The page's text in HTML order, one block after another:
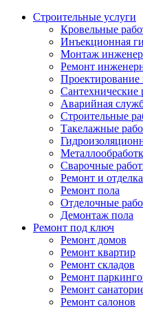
Строительные услуги
Кровельные
Инъекционная
Монтаж
Ремонт
Сантехнические
Аварийная
Строительные
Такелажные
Сварочные
Ремонт и
Ремонт пола
Отделочные
Демонтаж пола
Ремонт под ключ
Ремонт домов
Ремонт квартир
Ремонт складов
Ремонт
Ремонт
Ремонт салонов